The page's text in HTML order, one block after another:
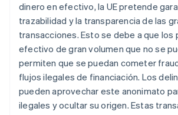
dinero en efectivo, la UE pretende
trazabilidad y la transparencia de las
transacciones. Esto se debe a que los
efectivo de gran volumen que no se
permiten que se puedan cometer
flujos ilegales de financiación. Los
pueden aprovechar este anonimato
ilegales y ocultar su origen. Estas